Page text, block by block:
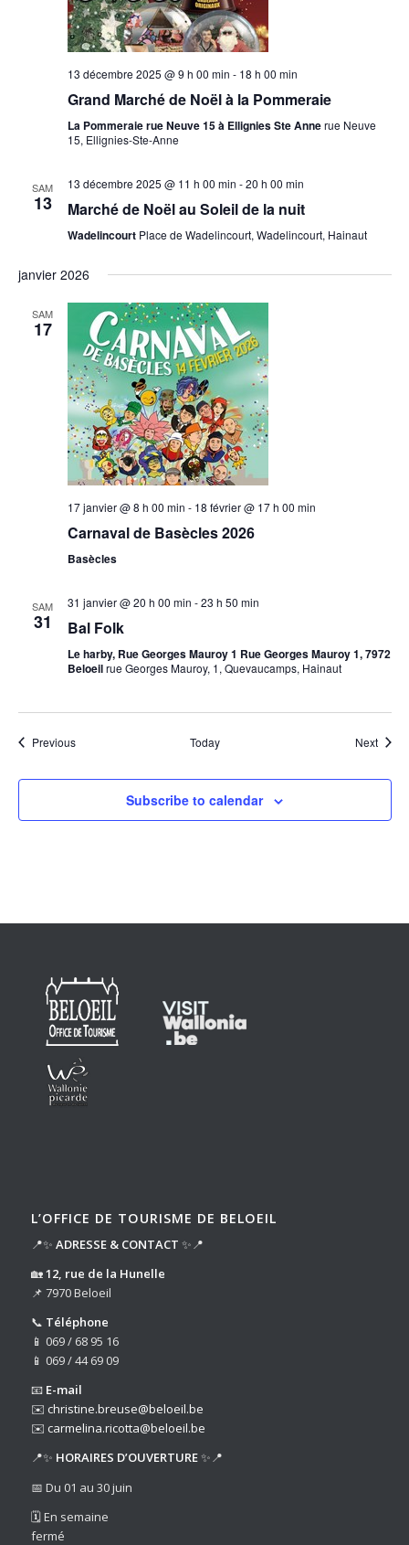
13 décembre 2025 @ 9 h 00 min - 18 h 00 min
Grand Marché de Noël à la Pommeraie
La Pommeraie rue Neuve 15 à Ellignies Ste Annerue Neuve
15, Ellignies-Ste-Anne
SAM
13
13 décembre 2025 @ 11 h 00 min -20 h 00 min
Marché de Noël au Soleil de la nuit
Wadelincourt Place de Wadelincourt, Wadelincourt, Hainaut
janvier 2026
SAM
17
17 janvier @ 8 h 00 min - 18 février @ 17 h 00 min
Carnaval de Basècles 2026
Basècles
SAM
31
31 janvier @ 20 h 00 min -23 h 50 min
Bal Folk
Le harby, Rue Georges Mauroy 1 Rue Georges Mauroy 1, 7972
Beloeilrue Georges Mauroy, 1, Quevaucamps, Hainaut
PreviousEvents Today Next
Subscribe to calendar
L’OFFICE DE TOURISME DE BELOEIL
📍✨ ADRESSE & CONTACT ✨📍
🏡12, rue de la Hunelle
📌 7970 Beloeil
📞 Téléphone
📱 069 / 68 95 16
📱 069 / 44 69 09
📧 E-mail
✉️ christine.breuse@beloeil.be
✉️ carmelina.ricotta@beloeil.be
📍✨ HORAIRES D’OUVERTURE✨📍
📅 Du 01 au 30 juin
🗓️ En semaine
fermé